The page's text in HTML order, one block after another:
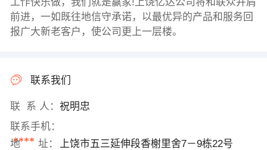
工作快乐做，我们就是赢家!上饶亿达公司将和联众并肩
前进，一如既往地信守承诺，以最优异的产品和服务回
报广大新老客户，使公司更上一层楼。
联系我们
联 系 人： 祝明忠
联系手机：
****
地 址： 上饶市五三延伸段香榭里舍7－9栋22号